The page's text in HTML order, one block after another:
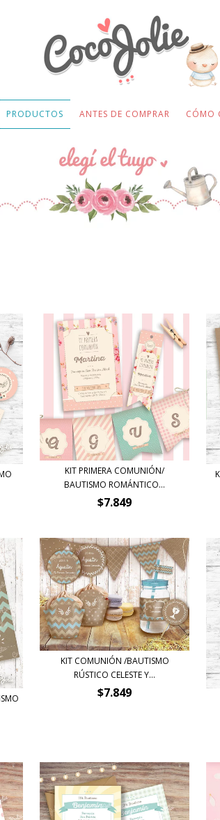
PRODUCTOS ANTES DE COMPRAR CÓMO
KIT PRIMERA COMUNIÓN/
BAUTISMO ROMÁNTICO...
$7.849
KIT COMUNIÓN /BAUTISMO
RÚSTICO CELESTE Y...
$7.849